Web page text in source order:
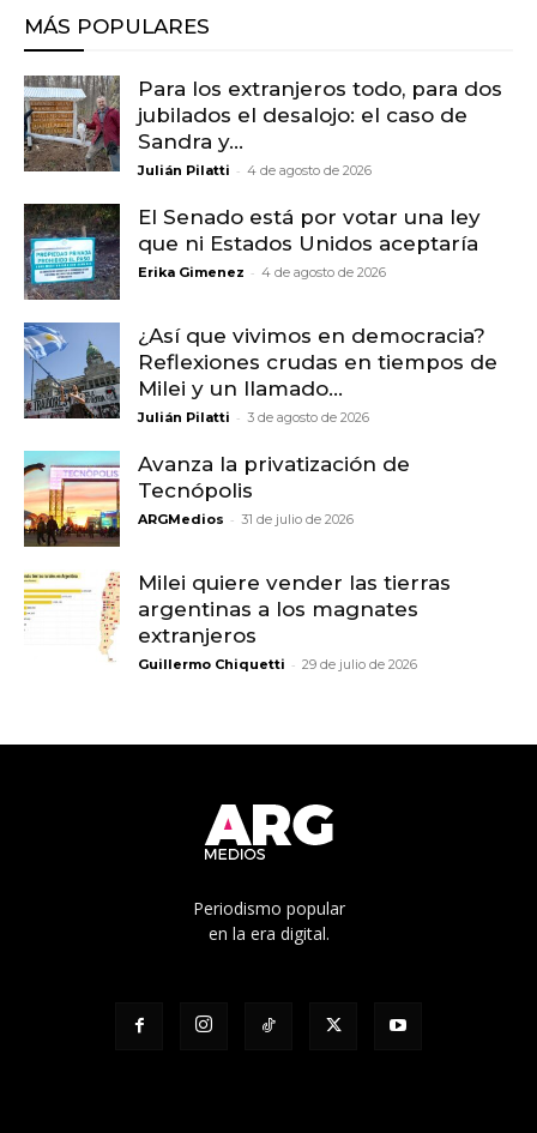
MÁS POPULARES
Para los extranjeros todo, para dos
jubilados el desalojo: el caso de
Sandra y...
Julián Pilatti - 4 de agosto de 2026
El Senado está por votar una ley
que ni Estados Unidos aceptaría
Erika Gimenez - 4 de agosto de 2026
¿Así que vivimos en democracia?
Reflexiones crudas en tiempos de
Milei y un llamado...
Julián Pilatti - 3 de agosto de 2026
Avanza la privatización de
Tecnópolis
ARGMedios - 31 de julio de 2026
Milei quiere vender las tierras
argentinas a los magnates
extranjeros
Guillermo Chiquetti - 29 de julio de 2026
Periodismo popular
en la era digital.